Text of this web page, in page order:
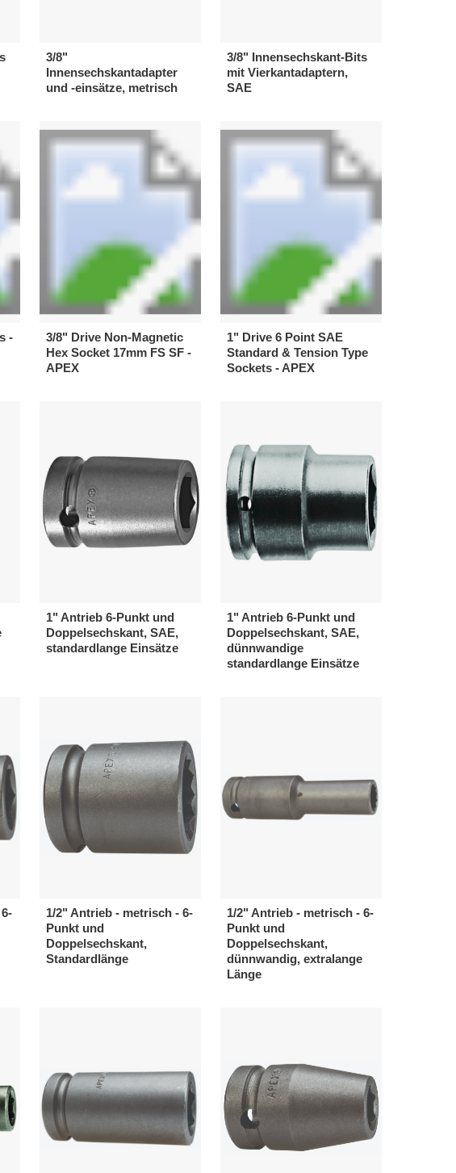
3/8"
Innensechskantadapter
und -einsätze, metrisch
3/8" Innensechskant-Bits
mit Vierkantadaptern,
SAE
-
3/8" Drive Non-Magnetic
Hex Socket 17mm FS SF -
APEX
1" Drive 6 Point SAE
Standard & Tension Type
Sockets - APEX
1" Antrieb 6-Punkt und
Doppelsechskant, SAE,
standardlange Einsätze
1" Antrieb 6-Punkt und
Doppelsechskant, SAE,
dünnwandige
standardlange Einsätze
1/2" Antrieb - metrisch - 6-
Punkt und
Doppelsechskant,
Standardlänge
1/2" Antrieb - metrisch - 6-
Punkt und
Doppelsechskant,
dünnwandig, extralange
Länge